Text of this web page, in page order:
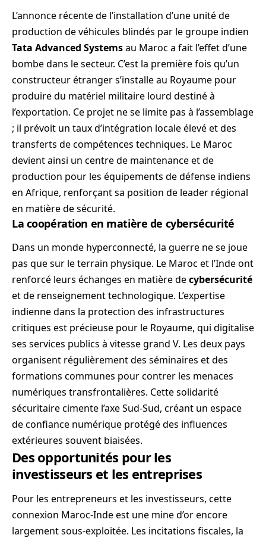
L’annonce récente de l’installation d’une unité de
production de véhicules blindés par le groupe indien
Tata Advanced Systemsau Maroc a fait l’effet d’une
bombe dans le secteur. C’est la première fois qu’un
constructeur étranger s’installe au Royaume pour
produire du matériel militaire lourd destiné à
l’exportation. Ce projet ne se limite pas à l’assemblage
; il prévoit un taux d’intégration locale élevé et des
transferts de compétences techniques. Le Maroc
devient ainsi un centre de maintenance et de
production pour les équipements de défense indiens
en Afrique, renforçant sa position de leader régional
en matière de sécurité.
La coopération en matière de cybersécurité
Dans un monde hyperconnecté, la guerre ne se joue
pas que sur le terrain physique. Le Maroc et l’Inde ont
renforcé leurs échanges en matière decybersécurité
et de renseignement technologique. L’expertise
indienne dans la protection des infrastructures
critiques est précieuse pour le Royaume, qui digitalise
ses services publics à vitesse grand V. Les deux pays
organisent régulièrement des séminaires et des
formations communes pour contrer les menaces
numériques transfrontalières. Cette solidarité
sécuritaire cimente l’axe Sud-Sud, créant un espace
de confiance numérique protégé des influences
extérieures souvent biaisées.
Des opportunités pour les
investisseurs et les entreprises
Pour les entrepreneurs et les investisseurs, cette
connexion Maroc-Inde est une mine d’or encore
largement sous-exploitée. Les incitations fiscales, la